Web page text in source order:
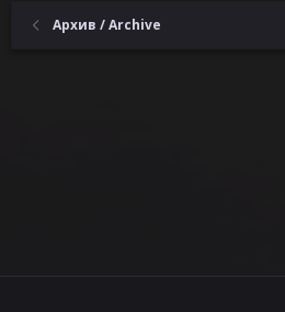
Архив / Archive